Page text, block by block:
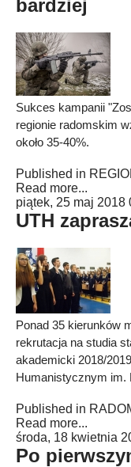
bardziej
Sukces kampanii
regionie radomskim
około 35-40%.
Published in
Read more...
piątek, 25 maj 2018
UTH
Ponad 35 kierunków
rekrutacja na studia
akademicki 2018/
Humanistycznym im.
Published in
Read more...
środa, 18 kwietnia
Po